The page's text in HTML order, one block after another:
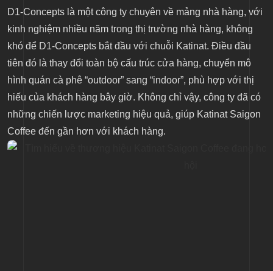
D1-Concepts là một công ty chuyên về mảng nhà hàng, với
kinh nghiệm nhiều năm trong thị trường nhà hàng, không
khó để D1-Concepts bắt đầu với chuỗi Katinat. Điều đầu
tiên đó là thay đổi toàn bộ cấu trúc cửa hàng, chuyển mô
hình quán cà phê “outdoor” sang “indoor”, phù hợp với thị
hiếu của khách hàng bây giờ. Không chỉ vậy, công ty đã có
những chiến lược marketing hiệu quả, giúp Katinat Saigon
Coffee đến gần hơn với khách hàng.